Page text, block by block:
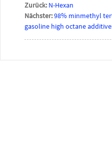
Zurück: N-Hexan
Nächster:98% minmethyl
gasoline high octane